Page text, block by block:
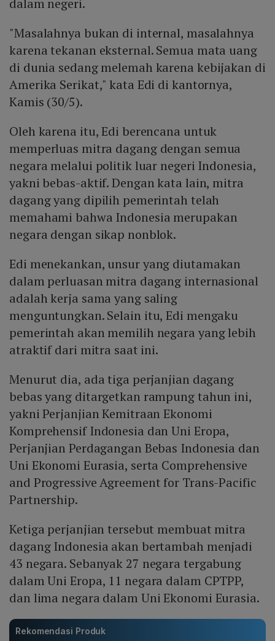
dalam negeri.
"Masalahnya bukan di internal, masalahnya
karena tekanan eksternal. Semua mata uang
di dunia sedang melemah karena kebijakan di
Amerika Serikat," kata Edi di kantornya,
Kamis (30/5).
Oleh karena itu, Edi berencana untuk
memperluas mitra dagang dengan semua
negara melalui politik luar negeri Indonesia,
yakni bebas-aktif. Dengan kata lain, mitra
dagang yang dipilih pemerintah telah
memahami bahwa Indonesia merupakan
negara dengan sikap nonblok.
Edi menekankan, unsur yang diutamakan
dalam perluasan mitra dagang internasional
adalah kerja sama yang saling
menguntungkan. Selain itu, Edi mengaku
pemerintah akan memilih negara yang lebih
atraktif dari mitra saat ini.
Menurut dia, ada tiga perjanjian dagang
bebas yang ditargetkan rampung tahun ini,
yakni Perjanjian Kemitraan Ekonomi
Komprehensif Indonesia dan Uni Eropa,
Perjanjian Perdagangan Bebas Indonesia dan
Uni Ekonomi Eurasia, serta Comprehensive
and Progressive Agreement for Trans-Pacific
Partnership.
Ketiga perjanjian tersebut membuat mitra
dagang Indonesia akan bertambah menjadi
43 negara. Sebanyak 27 negara tergabung
dalam Uni Eropa, 11 negara dalam CPTPP,
dan lima negara dalam Uni Ekonomi Eurasia.
Rekomendasi Produk